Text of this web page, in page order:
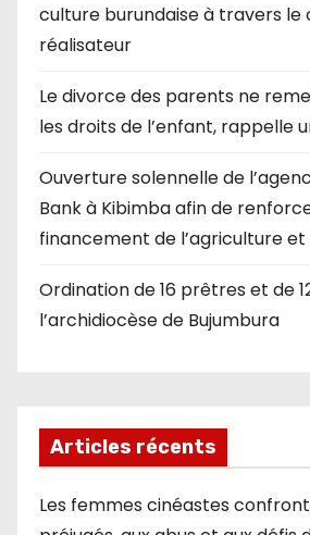
culture burundaise à travers le
réalisateur
Le divorce des parents ne
les droits de l’enfant, rappelle
Ouverture solennelle de
Bank à Kibimba afin de
financement de l’agriculture et
Ordination de 16 prêtres et de
l’archidiocèse de Bujumbura
Articles récents
Les femmes cinéastes